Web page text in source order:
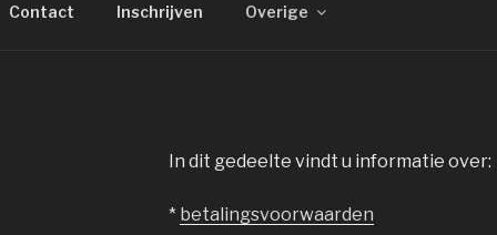
Contact Inschrijven Overige
In dit gedeelte vindt u informatie over:
* betalingsvoorwaarden